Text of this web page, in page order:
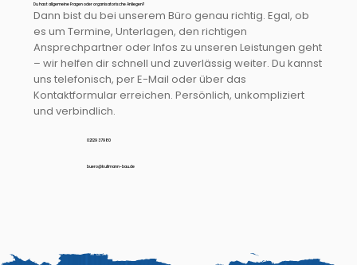
Du hast allgemeine Fragen oder organisatorische Anliegen?
Dann bist du bei unserem Büro genau richtig. Egal, ob
es um Termine, Unterlagen, den richtigen
Ansprechpartner oder Infos zu unseren Leistungen geht
– wir helfen dir schnell und zuverlässig weiter. Du kannst
uns telefonisch, per E-Mail oder über das
Kontaktformular erreichen. Persönlich, unkompliziert
und verbindlich.
02129 37980
buero@kullmann-bau.de